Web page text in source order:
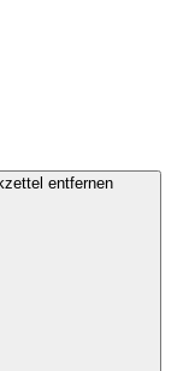
entfernen